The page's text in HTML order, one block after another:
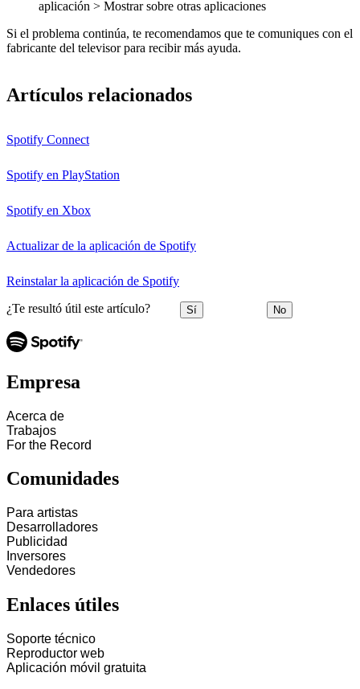
aplicación > Mostrar sobre otras aplicaciones
Si el problema continúa, te recomendamos que te comuniques con el
fabricante del televisor para recibir más ayuda.
Artículos relacionados
Spotify Connect
Spotify en PlayStation
Spotify en Xbox
Actualizar de la aplicación de Spotify
Reinstalar la aplicación de Spotify
¿Te resultó útil este artículo? Sí No
Empresa
Acerca de
Trabajos
For the Record
Comunidades
Para artistas
Desarrolladores
Publicidad
Inversores
Vendedores
Enlaces útiles
Soporte técnico
Reproductor web
Aplicación móvil gratuita